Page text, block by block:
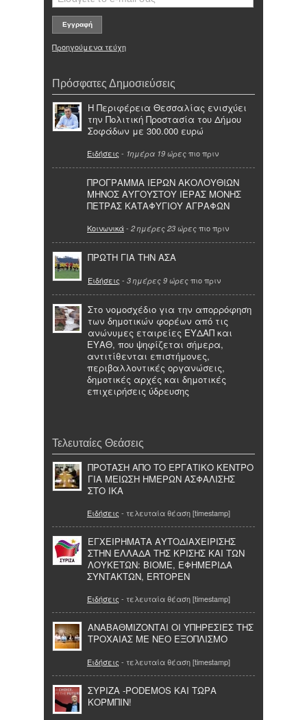
Προηγούμενα τεύχη
Πρόσφατες Δημοσιεύσεις
Η Περιφέρεια Θεσσαλίας ενισχύει
την Πολιτική Προστασία του Δήμου
Σοφάδων με 300.000 ευρώ
Ειδήσεις - 1ημέρα 19 ώρες πιο πριν
ΠΡΟΓΡΑΜΜΑ ΙΕΡΩΝ ΑΚΟΛΟΥΘΙΩΝ
ΜΗΝΟΣ ΑΥΓΟΥΣΤΟΥ ΙΕΡΑΣ ΜΟΝΗΣ
ΠΕΤΡΑΣ ΚΑΤΑΦΥΓΙΟΥ ΑΓΡΑΦΩΝ
Κοινωνικά- 2 ημέρες 23 ώρες πιο πριν
ΠΡΩΤΗ ΓΙΑ ΤΗΝ ΑΣΑ
Ειδήσεις - 3 ημέρες 9 ώρες πιο πριν
Στο νομοσχέδιο για την απορρόφηση
των δημοτικών φορέων από τις
ανώνυμες εταιρείες ΕΥΔΑΠ και
ΕΥΑΘ, που ψηφίζεται σήμερα,
αντιτίθενται επιστήμονες,
περιβαλλοντικές οργανώσεις,
δημοτικές αρχές και δημοτικές
επιχειρήσεις ύδρευσης
Τελευταίες Θεάσεις
ΠΡΟΤΑΣΗ ΑΠΟ ΤΟ ΕΡΓΑΤΙΚΟ ΚΕΝΤΡΟ
ΓΙΑ ΜΕΙΩΣΗ ΗΜΕΡΩΝ ΑΣΦΑΛΙΣΗΣ
ΣΤΟ ΙΚΑ
Ειδήσεις - τελευταία θέαση [timestamp]
ΕΓΧΕΙΡΗΜΑΤΑ ΑΥΤΟΔΙΑΧΕΙΡΙΣΗΣ
ΣΤΗΝ ΕΛΛΑΔΑ ΤΗΣ ΚΡΙΣΗΣ ΚΑΙ ΤΩΝ
ΛΟΥΚΕΤΩΝ: ΒΙΟΜΕ, ΕΦΗΜΕΡΙΔΑ
ΣΥΝΤΑΚΤΩΝ, ΕRΤOPEN
Ειδήσεις - τελευταία θέαση [timestamp]
ΑΝΑΒΑΘΜΙΖΟΝΤΑΙ ΟΙ ΥΠΗΡΕΣΙΕΣ ΤΗΣ
ΤΡΟΧΑΙΑΣ ΜΕ ΝΕΟ ΕΞΟΠΛΙΣΜΟ
Ειδήσεις - τελευταία θέαση [timestamp]
ΣΥΡΙΖΑ -PODEMOS ΚΑΙ ΤΩΡΑ
ΚΟΡΜΠΙΝ!